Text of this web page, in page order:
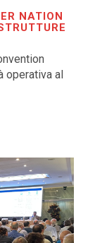
NATION
operativa al